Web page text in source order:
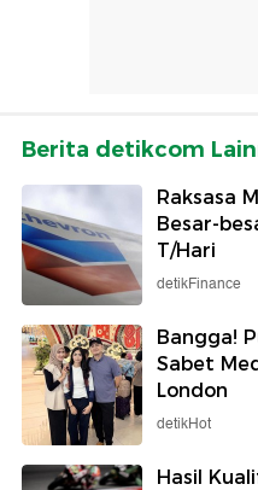
Berita detikcom
Raksasa
Besar-
T/Hari
detikFinance
Bangga!
Sabet
London
detikHot
Hasil